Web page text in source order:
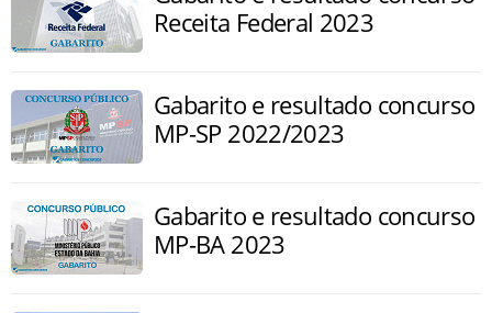
Receita Federal 2023
Gabarito e resultado concurso
MP-SP 2022/2023
Gabarito e resultado concurso
MP-BA 2023